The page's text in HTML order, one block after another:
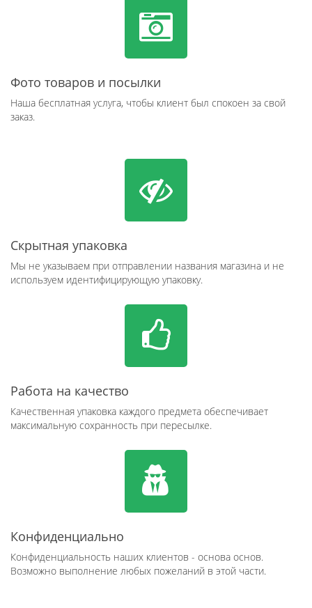
Фото товаров и посылки
Наша бесплатная услуга, чтобы клиент был спокоен за свой
заказ.
Скрытная упаковка
Мы не указываем при отправлении названия магазина и не
используем идентифицирующую упаковку.
Работа на качество
Качественная упаковка каждого предмета обеспечивает
максимальную сохранность при пересылке.
Конфиденциально
Конфиденциальность наших клиентов - основа основ.
Возможно выполнение любых пожеланий в этой части.